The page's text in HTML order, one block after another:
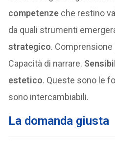
competenze che restino
da quali strumenti
strategico.
Capacità di narrare.
estetico. Queste sono le
sono intercambiabili.
La domanda giusta